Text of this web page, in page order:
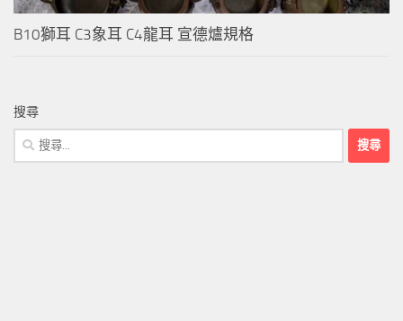
B10獅耳 C3象耳 C4龍耳 宣德爐規格
搜尋
搜
尋